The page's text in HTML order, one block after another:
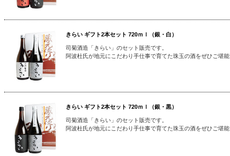
きらい ギフト2本セット 720ｍｌ（銀・白）
司菊酒造「きらい」のセット販売です。
阿波杜氏が地元にこだわり手仕事で育てた珠玉の酒をぜひご堪能
きらい ギフト2本セット 720ｍｌ（銀・黒）
司菊酒造「きらい」のセット販売です。
阿波杜氏が地元にこだわり手仕事で育てた珠玉の酒をぜひご堪能